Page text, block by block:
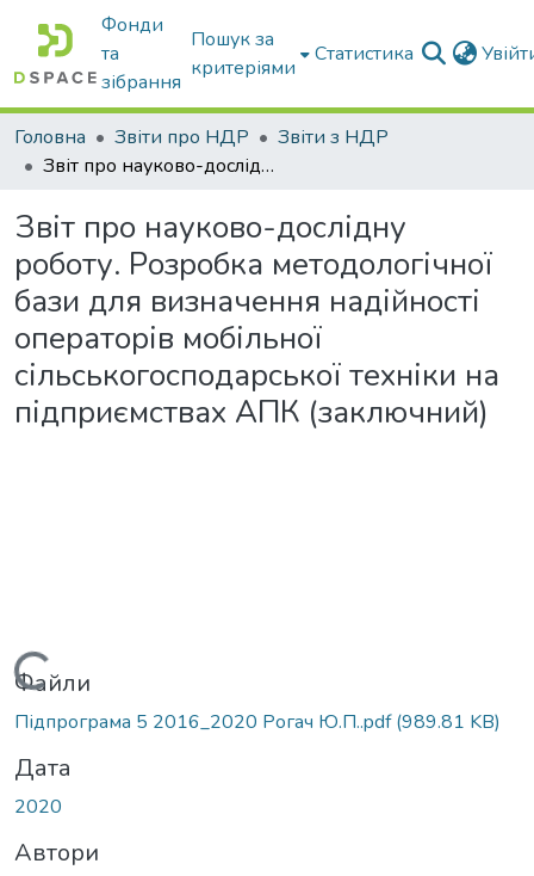
Фонди
та
зібрання
Пошук за
критеріями
Статистика
Головна Звіти про НДР
Звіти з НДР
Звіт про науково-дослідну роботу. Розробка методологічної бази для визначення надійності операторів мобільної сільськогосподарської техніки на підприємствах АПК (заключний)
Звіт про науково-дослідну
роботу. Розробка методологічної
бази для визначення надійності
операторів мобільної
сільськогосподарської техніки на
підприємствах АПК (заключний)
Вантажиться...
Файли
Підпрограма 5 2016_2020 Рогач Ю.П..pdf(989.81 KB)
Дата
2020
Автори